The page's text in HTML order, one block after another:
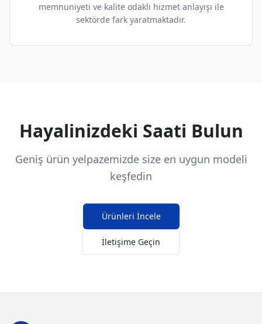
memnuniyeti ve kalite odaklı hizmet anlayışı ile
sektörde fark yaratmaktadır.
Hayalinizdeki Saati Bulun
Geniş ürün yelpazemizde size en uygun modeli
keşfedin
Ürünleri İncele
İletişime Geçin